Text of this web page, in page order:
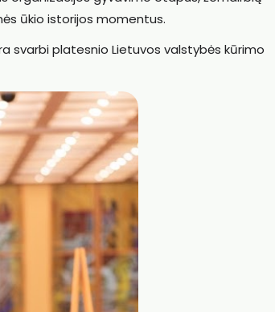
ūkio istorijos momentus.
svarbi platesnio Lietuvos valstybės kūrimo